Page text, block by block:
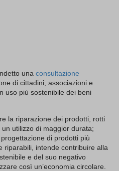
una consultazione
di cittadini, associazioni e
uso più sostenibile dei beni
la riparazione dei prodotti, rotti
utilizzo di maggior durata;
di prodotti più
riparabili, intende contribuire alla
e del suo negativo
così un’economia circolare.